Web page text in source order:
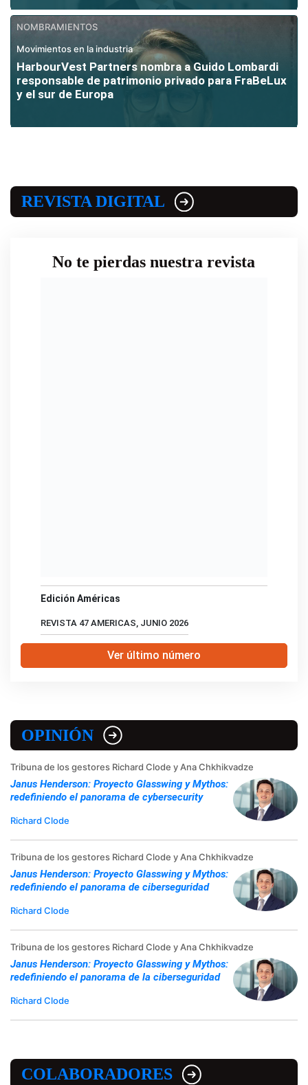
NOMBRAMIENTOS
Movimientos en la industria
HarbourVest Partners nombra a Guido Lombardi
responsable de patrimonio privado para FraBeLux
y el sur de Europa
REVISTA DIGITAL
No te pierdas nuestra revista
Edición Américas
REVISTA 47 AMERICAS, JUNIO 2026
Ver último número
OPINIÓN
Tribuna de los gestores Richard Clode y Ana Chkhikvadze
Janus Henderson: Proyecto Glasswing y Mythos:
redefiniendo el panorama de cybersecurity
Richard Clode
Tribuna de los gestores Richard Clode y Ana Chkhikvadze
Janus Henderson: Proyecto Glasswing y Mythos:
redefiniendo el panorama de ciberseguridad
Richard Clode
Tribuna de los gestores Richard Clode y Ana Chkhikvadze
Janus Henderson: Proyecto Glasswing y Mythos:
redefiniendo el panorama de la ciberseguridad
Richard Clode
COLABORADORES